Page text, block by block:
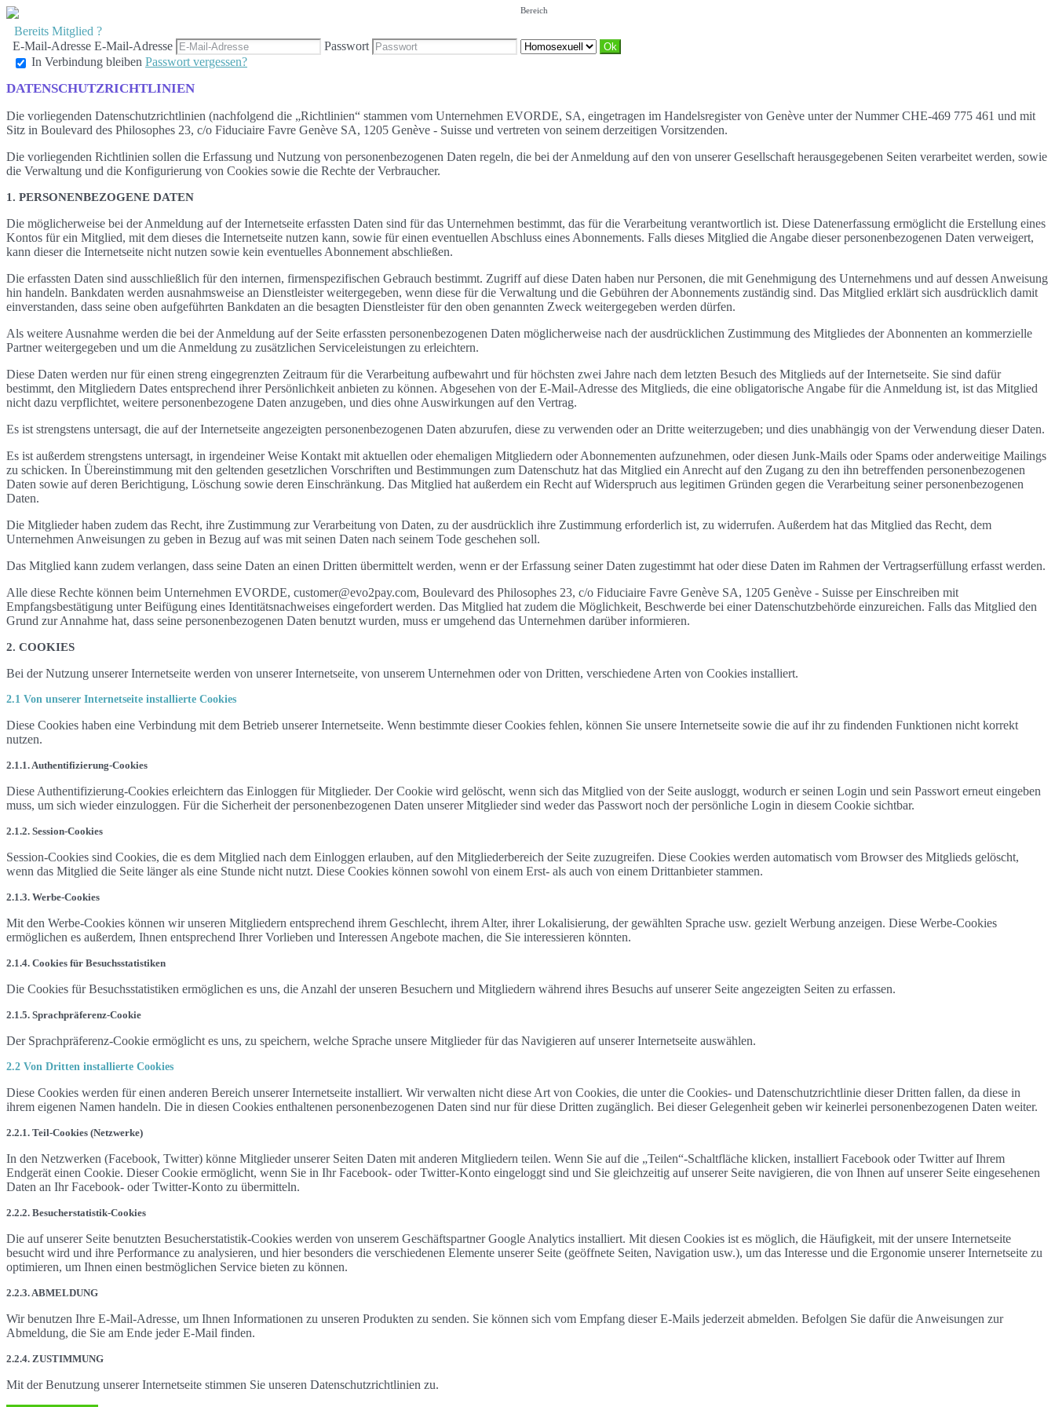
Bereits Mitglied ?
E-Mail-Adresse E-Mail-Adresse Passwort
Bereich
In Verbindung bleiben Passwort vergessen?
DATENSCHUTZRICHTLINIEN
Die vorliegenden Datenschutzrichtlinien (nachfolgend die „Richtlinien“ stammen vom Unternehmen EVORDE, SA, eingetragen im Handelsregister von Genève unter der Nummer CHE-469 775 461 und mit
Sitz in Boulevard des Philosophes 23, c/o Fiduciaire Favre Genève SA, 1205 Genève - Suisse und vertreten von seinem derzeitigen Vorsitzenden.
Die vorliegenden Richtlinien sollen die Erfassung und Nutzung von personenbezogenen Daten regeln, die bei der Anmeldung auf den von unserer Gesellschaft herausgegebenen Seiten verarbeitet werden, sowie
die Verwaltung und die Konfigurierung von Cookies sowie die Rechte der Verbraucher.
1. PERSONENBEZOGENE DATEN
Die möglicherweise bei der Anmeldung auf der Internetseite erfassten Daten sind für das Unternehmen bestimmt, das für die Verarbeitung verantwortlich ist. Diese Datenerfassung ermöglicht die Erstellung eines
Kontos für ein Mitglied, mit dem dieses die Internetseite nutzen kann, sowie für einen eventuellen Abschluss eines Abonnements. Falls dieses Mitglied die Angabe dieser personenbezogenen Daten verweigert,
kann dieser die Internetseite nicht nutzen sowie kein eventuelles Abonnement abschließen.
Die erfassten Daten sind ausschließlich für den internen, firmenspezifischen Gebrauch bestimmt. Zugriff auf diese Daten haben nur Personen, die mit Genehmigung des Unternehmens und auf dessen Anweisung
hin handeln. Bankdaten werden ausnahmsweise an Dienstleister weitergegeben, wenn diese für die Verwaltung und die Gebühren der Abonnements zuständig sind. Das Mitglied erklärt sich ausdrücklich damit
einverstanden, dass seine oben aufgeführten Bankdaten an die besagten Dienstleister für den oben genannten Zweck weitergegeben werden dürfen.
Als weitere Ausnahme werden die bei der Anmeldung auf der Seite erfassten personenbezogenen Daten möglicherweise nach der ausdrücklichen Zustimmung des Mitgliedes der Abonnenten an kommerzielle
Partner weitergegeben und um die Anmeldung zu zusätzlichen Serviceleistungen zu erleichtern.
Diese Daten werden nur für einen streng eingegrenzten Zeitraum für die Verarbeitung aufbewahrt und für höchsten zwei Jahre nach dem letzten Besuch des Mitglieds auf der Internetseite. Sie sind dafür
bestimmt, den Mitgliedern Dates entsprechend ihrer Persönlichkeit anbieten zu können. Abgesehen von der E-Mail-Adresse des Mitglieds, die eine obligatorische Angabe für die Anmeldung ist, ist das Mitglied
nicht dazu verpflichtet, weitere personenbezogene Daten anzugeben, und dies ohne Auswirkungen auf den Vertrag.
Es ist strengstens untersagt, die auf der Internetseite angezeigten personenbezogenen Daten abzurufen, diese zu verwenden oder an Dritte weiterzugeben; und dies unabhängig von der Verwendung dieser Daten.
Es ist außerdem strengstens untersagt, in irgendeiner Weise Kontakt mit aktuellen oder ehemaligen Mitgliedern oder Abonnementen aufzunehmen, oder diesen Junk-Mails oder Spams oder anderweitige Mailings
zu schicken. In Übereinstimmung mit den geltenden gesetzlichen Vorschriften und Bestimmungen zum Datenschutz hat das Mitglied ein Anrecht auf den Zugang zu den ihn betreffenden personenbezogenen
Daten sowie auf deren Berichtigung, Löschung sowie deren Einschränkung. Das Mitglied hat außerdem ein Recht auf Widerspruch aus legitimen Gründen gegen die Verarbeitung seiner personenbezogenen
Daten.
Die Mitglieder haben zudem das Recht, ihre Zustimmung zur Verarbeitung von Daten, zu der ausdrücklich ihre Zustimmung erforderlich ist, zu widerrufen. Außerdem hat das Mitglied das Recht, dem
Unternehmen Anweisungen zu geben in Bezug auf was mit seinen Daten nach seinem Tode geschehen soll.
Das Mitglied kann zudem verlangen, dass seine Daten an einen Dritten übermittelt werden, wenn er der Erfassung seiner Daten zugestimmt hat oder diese Daten im Rahmen der Vertragserfüllung erfasst werden.
Alle diese Rechte können beim Unternehmen EVORDE, customer@evo2pay.com, Boulevard des Philosophes 23, c/o Fiduciaire Favre Genève SA, 1205 Genève - Suisse per Einschreiben mit
Empfangsbestätigung unter Beifügung eines Identitätsnachweises eingefordert werden. Das Mitglied hat zudem die Möglichkeit, Beschwerde bei einer Datenschutzbehörde einzureichen. Falls das Mitglied den
Grund zur Annahme hat, dass seine personenbezogenen Daten benutzt wurden, muss er umgehend das Unternehmen darüber informieren.
2. COOKIES
Bei der Nutzung unserer Internetseite werden von unserer Internetseite, von unserem Unternehmen oder von Dritten, verschiedene Arten von Cookies installiert.
2.1 Von unserer Internetseite installierte Cookies
Diese Cookies haben eine Verbindung mit dem Betrieb unserer Internetseite. Wenn bestimmte dieser Cookies fehlen, können Sie unsere Internetseite sowie die auf ihr zu findenden Funktionen nicht korrekt
nutzen.
2.1.1. Authentifizierung-Cookies
Diese Authentifizierung-Cookies erleichtern das Einloggen für Mitglieder. Der Cookie wird gelöscht, wenn sich das Mitglied von der Seite ausloggt, wodurch er seinen Login und sein Passwort erneut eingeben
muss, um sich wieder einzuloggen. Für die Sicherheit der personenbezogenen Daten unserer Mitglieder sind weder das Passwort noch der persönliche Login in diesem Cookie sichtbar.
2.1.2. Session-Cookies
Session-Cookies sind Cookies, die es dem Mitglied nach dem Einloggen erlauben, auf den Mitgliederbereich der Seite zuzugreifen. Diese Cookies werden automatisch vom Browser des Mitglieds gelöscht,
wenn das Mitglied die Seite länger als eine Stunde nicht nutzt. Diese Cookies können sowohl von einem Erst- als auch von einem Drittanbieter stammen.
2.1.3. Werbe-Cookies
Mit den Werbe-Cookies können wir unseren Mitgliedern entsprechend ihrem Geschlecht, ihrem Alter, ihrer Lokalisierung, der gewählten Sprache usw. gezielt Werbung anzeigen. Diese Werbe-Cookies
ermöglichen es außerdem, Ihnen entsprechend Ihrer Vorlieben und Interessen Angebote machen, die Sie interessieren könnten.
2.1.4. Cookies für Besuchsstatistiken
Die Cookies für Besuchsstatistiken ermöglichen es uns, die Anzahl der unseren Besuchern und Mitgliedern während ihres Besuchs auf unserer Seite angezeigten Seiten zu erfassen.
2.1.5. Sprachpräferenz-Cookie
Der Sprachpräferenz-Cookie ermöglicht es uns, zu speichern, welche Sprache unsere Mitglieder für das Navigieren auf unserer Internetseite auswählen.
2.2 Von Dritten installierte Cookies
Diese Cookies werden für einen anderen Bereich unserer Internetseite installiert. Wir verwalten nicht diese Art von Cookies, die unter die Cookies- und Datenschutzrichtlinie dieser Dritten fallen, da diese in
ihrem eigenen Namen handeln. Die in diesen Cookies enthaltenen personenbezogenen Daten sind nur für diese Dritten zugänglich. Bei dieser Gelegenheit geben wir keinerlei personenbezogenen Daten weiter.
2.2.1. Teil-Cookies (Netzwerke)
In den Netzwerken (Facebook, Twitter) könne Mitglieder unserer Seiten Daten mit anderen Mitgliedern teilen. Wenn Sie auf die „Teilen“-Schaltfläche klicken, installiert Facebook oder Twitter auf Ihrem
Endgerät einen Cookie. Dieser Cookie ermöglicht, wenn Sie in Ihr Facebook- oder Twitter-Konto eingeloggt sind und Sie gleichzeitig auf unserer Seite navigieren, die von Ihnen auf unserer Seite eingesehenen
Daten an Ihr Facebook- oder Twitter-Konto zu übermitteln.
2.2.2. Besucherstatistik-Cookies
Die auf unserer Seite benutzten Besucherstatistik-Cookies werden von unserem Geschäftspartner Google Analytics installiert. Mit diesen Cookies ist es möglich, die Häufigkeit, mit der unsere Internetseite
besucht wird und ihre Performance zu analysieren, und hier besonders die verschiedenen Elemente unserer Seite (geöffnete Seiten, Navigation usw.), um das Interesse und die Ergonomie unserer Internetseite zu
optimieren, um Ihnen einen bestmöglichen Service bieten zu können.
2.2.3. ABMELDUNG
Wir benutzen Ihre E-Mail-Adresse, um Ihnen Informationen zu unseren Produkten zu senden. Sie können sich vom Empfang dieser E-Mails jederzeit abmelden. Befolgen Sie dafür die Anweisungen zur
Abmeldung, die Sie am Ende jeder E-Mail finden.
2.2.4. ZUSTIMMUNG
Mit der Benutzung unserer Internetseite stimmen Sie unseren Datenschutzrichtlinien zu.